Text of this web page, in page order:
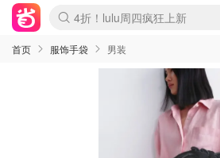
Boticinal 夏促开抢！
4折！lulu周四疯狂上新
还没结束！&OtherStories大促
Joybuy变相75折 随时失效
速领！Stanley独家85折
疑似霸哥！Camper额外叠85折
Zalando 奥莱闪促！每日更新
Moncler反季囤！5折起+叠9折
Coach Brooklyn仅€192
首页 服饰手袋 男装